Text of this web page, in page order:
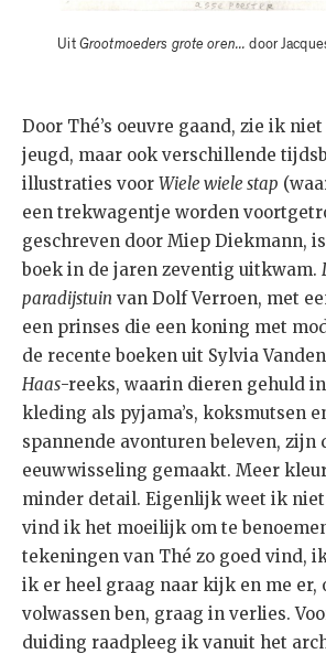
UitGrootmoeders grote oren... door
Door Thé’s oeuvre gaand, zie ik
jeugd, maar ook verschillende
illustraties voor Wiele wiele stap
een trekwagentje worden
geschreven door Miep Diekmann,
boek in de jaren zeventig uitkwam.
paradijstuin van Dolf Verroen, met
een prinses die een koning met
de recente boeken uit Sylvia Vanden
Haas-reeks, waarin dieren gehuld
kleding als pyjama’s, koksmutsen
spannende avonturen beleven, zijn
eeuwwisseling gemaakt. Meer
minder detail. Eigenlijk weet ik niet
vind ik het moeilijk om te
tekeningen van Thé zo goed vind,
ik er heel graag naar kijk en me er,
volwassen ben, graag in verlies.
duiding raadpleeg ik vanuit het